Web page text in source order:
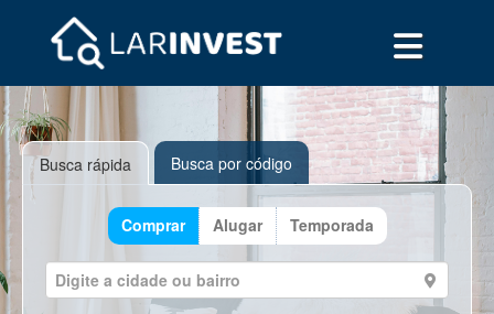
Busca rápida Busca por código
Comprar Alugar Temporada